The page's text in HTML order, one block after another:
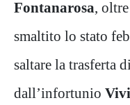
Fontanarosa, oltre
smaltito lo stato
saltare la trasferta
dall’infortunio